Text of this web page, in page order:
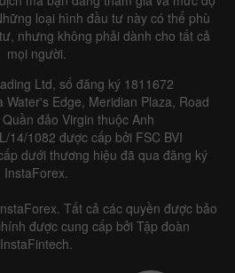
loại hình đầu tư này có thể phù
nhưng không phải dành cho tất cả
mọi người.
Ltd, số đăng ký 1811672
Edge, Meridian Plaza, Road
đảo Virgin thuộc Anh
14/1082 được cấp bởi FSC BVI
dưới thương hiệu đã qua đăng ký
InstaForex.
Tất cả các quyền được bảo
được cung cấp bởi Tập đoàn
InstaFintech.